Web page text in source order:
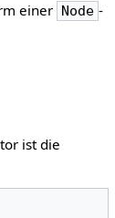
einer
Node -
ist die